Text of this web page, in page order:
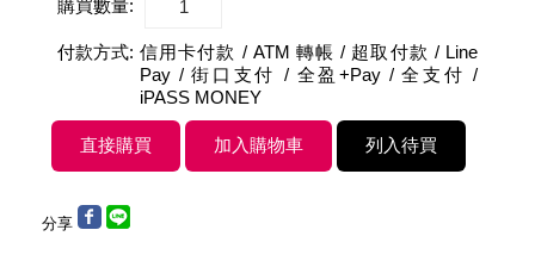
購買數量:
付款方式: 信用卡付款 / ATM 轉帳 / 超取付款 / Line
Pay / 街口支付 / 全盈+Pay / 全支付 /
iPASS MONEY
分享